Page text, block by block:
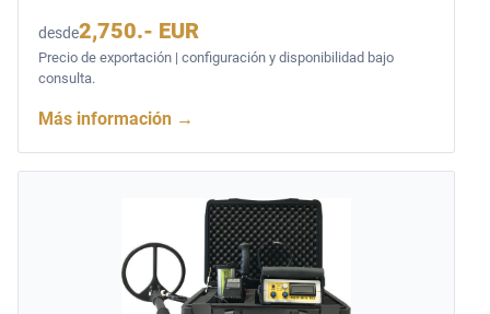
desde2,750.- EUR
Precio de exportación | configuración y disponibilidad bajo
consulta.
Más información →